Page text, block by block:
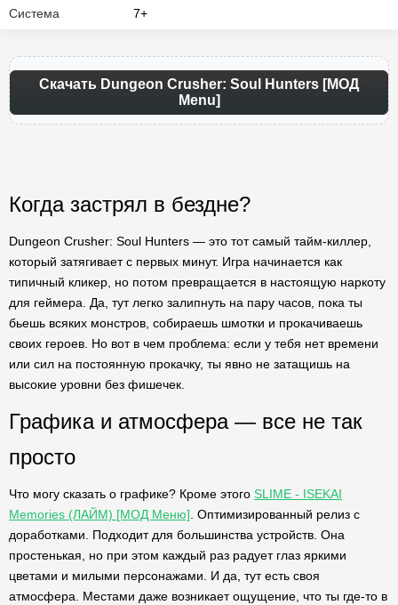
Система 7+
Скачать Dungeon Crusher: Soul Hunters [МОД
Menu]
Когда застрял в бездне?
Dungeon Crusher: Soul Hunters — это тот самый тайм-киллер,
который затягивает с первых минут. Игра начинается как
типичный кликер, но потом превращается в настоящую наркоту
для геймера. Да, тут легко залипнуть на пару часов, пока ты
бьешь всяких монстров, собираешь шмотки и прокачиваешь
своих героев. Но вот в чем проблема: если у тебя нет времени
или сил на постоянную прокачку, ты явно не затащишь на
высокие уровни без фишечек.
Графика и атмосфера — все не так
просто
Что могу сказать о графике? Кроме этого SLIME - ISEKAI
Memories (ЛАЙМ) [МОД Меню] . Оптимизированный релиз с
доработками. Подходит для большинства устройств. Она
простенькая, но при этом каждый раз радует глаз яркими
цветами и милыми персонажами. И да, тут есть своя
атмосфера. Местами даже возникает ощущение, что ты где-то в